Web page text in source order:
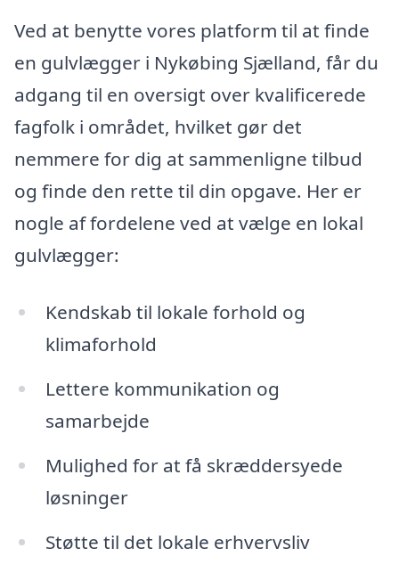
Ved at benytte vores platform til at finde
en gulvlægger i Nykøbing Sjælland, får du
adgang til en oversigt over kvalificerede
fagfolk i området, hvilket gør det
nemmere for dig at sammenligne tilbud
og finde den rette til din opgave. Her er
nogle af fordelene ved at vælge en lokal
gulvlægger:
Kendskab til lokale forhold og
klimaforhold
Lettere kommunikation og
samarbejde
Mulighed for at få skræddersyede
løsninger
Støtte til det lokale erhvervsliv